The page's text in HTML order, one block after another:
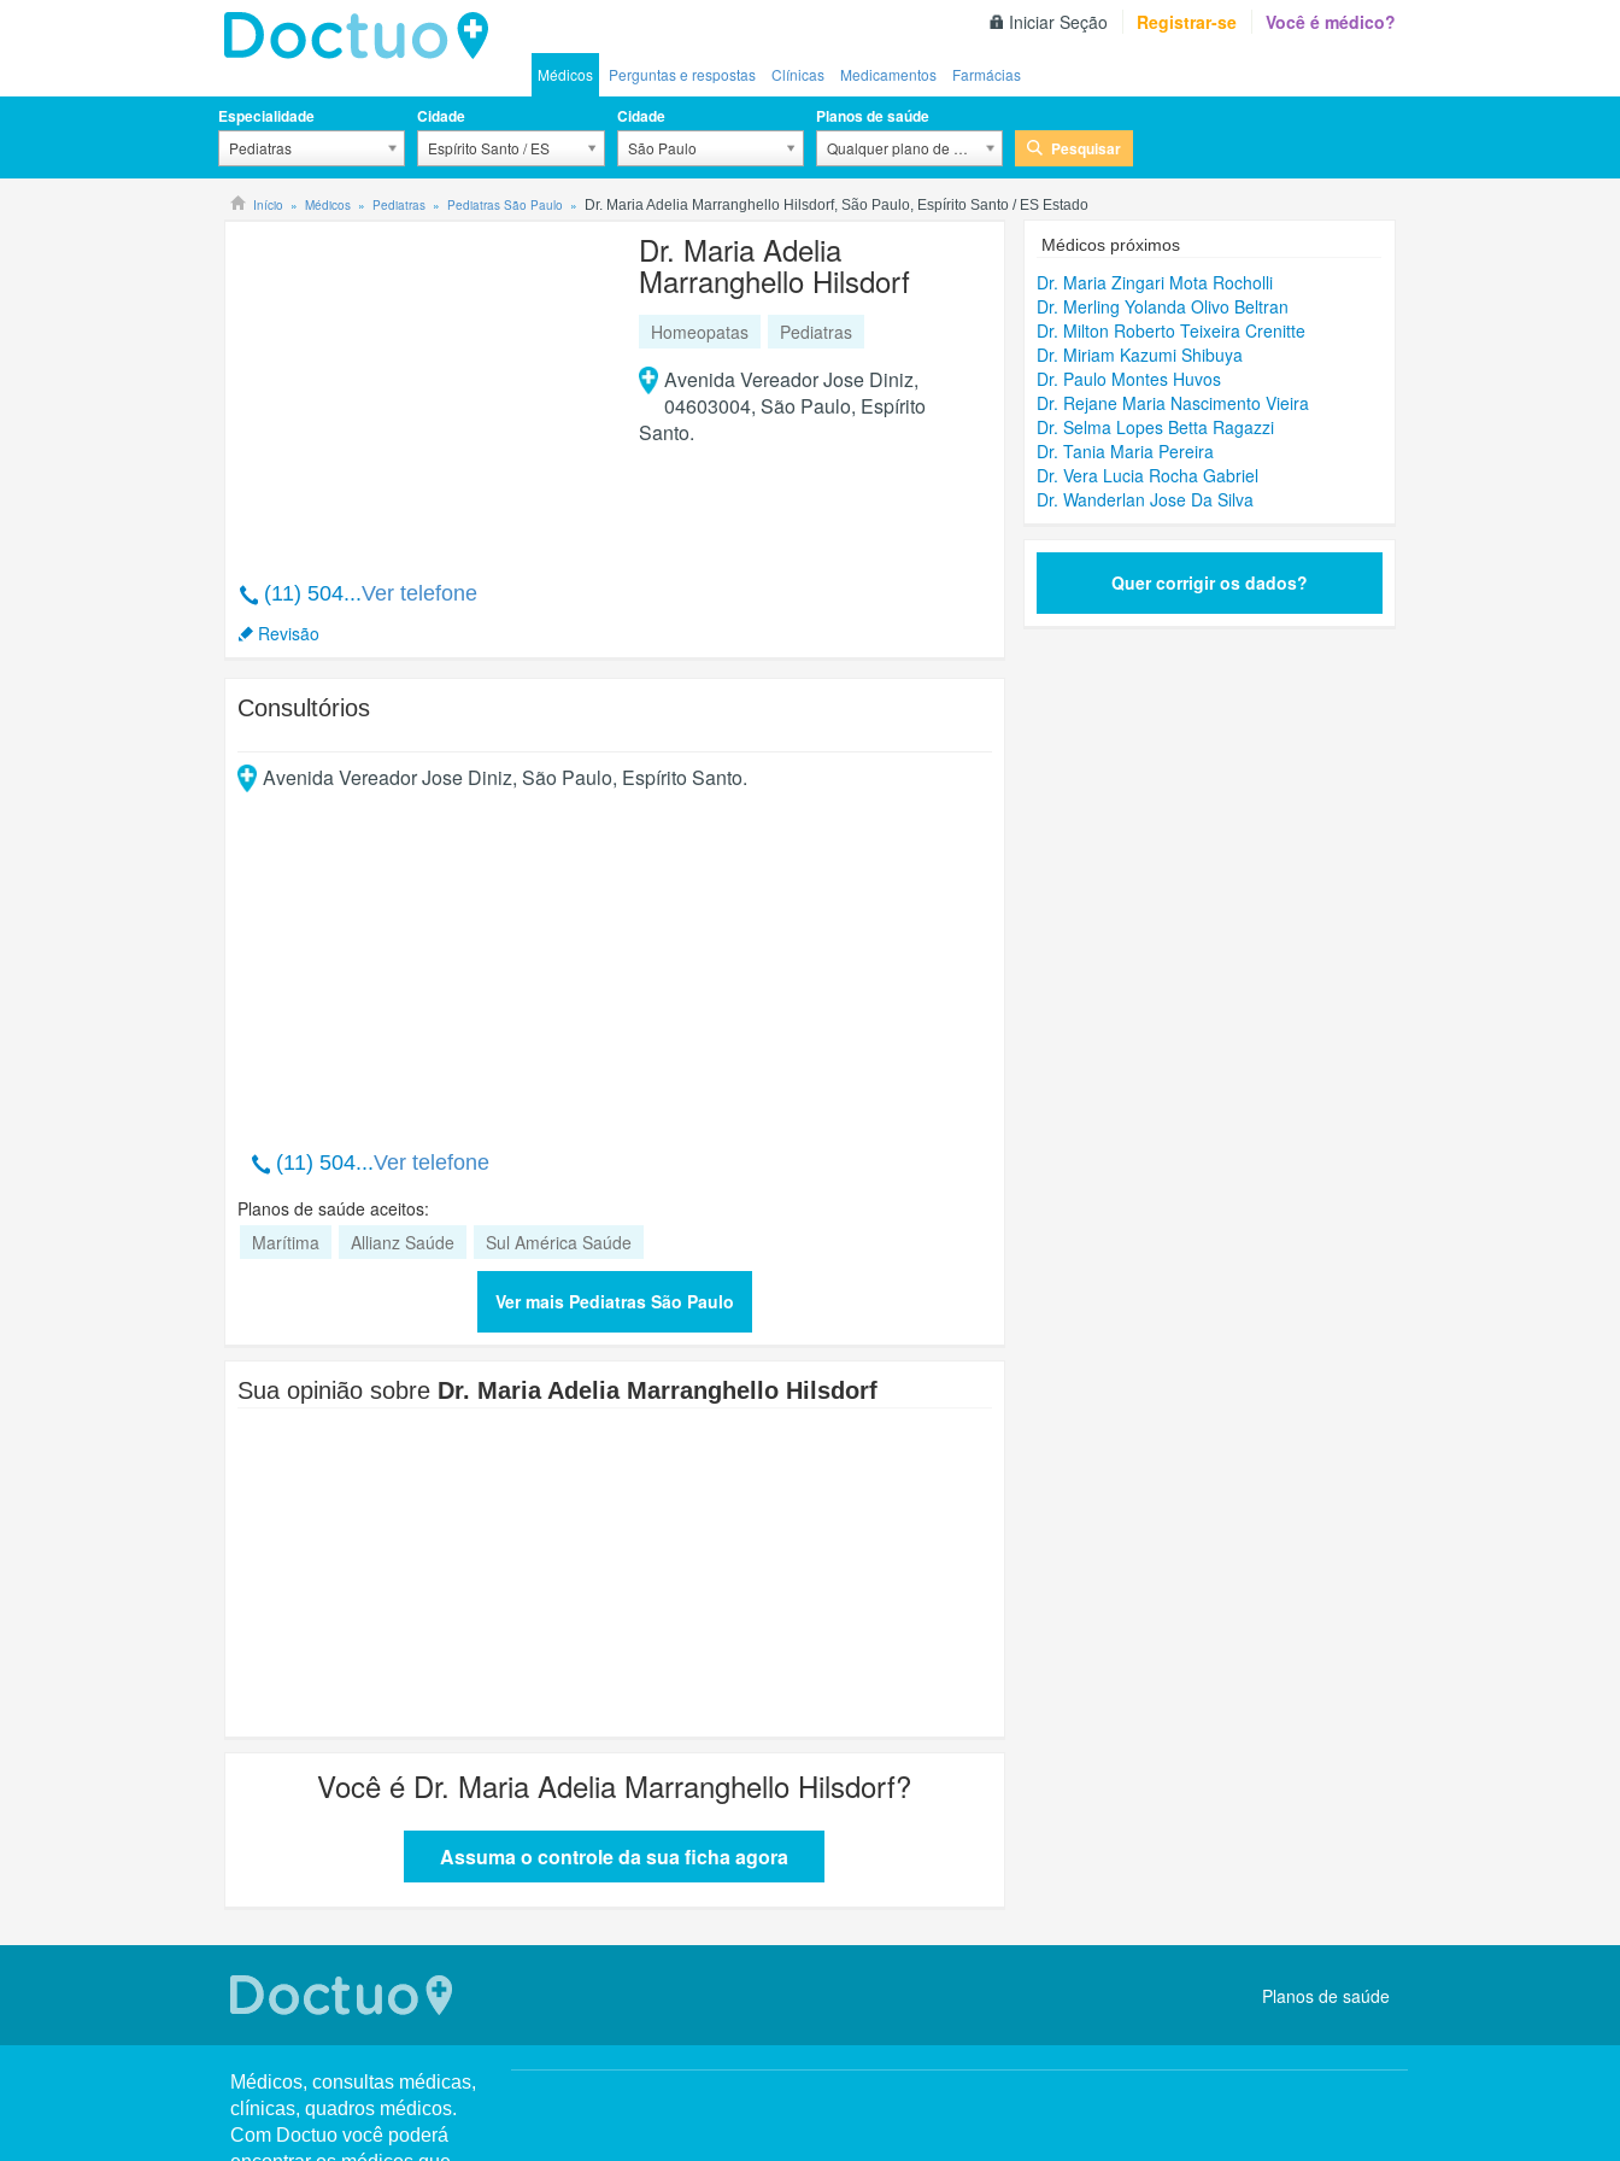
Iniciar Seção Registrar-se Você é médico?
Médicos Perguntas e respostas Clínicas Medicamentos Farmácias
Especialidade
Pediatras
Cidade
Espírito Santo / ES
Cidade
São Paulo
Planos de saúde
Qualquer plano de saúde Pesquisar
Início Médicos Pediatras Pediatras São Paulo Dr. Maria Adelia Marranghello Hilsdorf, São Paulo, Espírito Santo / ES Estado
(11) 504...Ver telefone
Revisão
Dr. Maria Adelia
Marranghello Hilsdorf
Homeopatas Pediatras
Avenida Vereador Jose Diniz,
04603004, São Paulo, Espírito
Santo.
Consultórios
Avenida Vereador Jose Diniz, São Paulo, Espírito Santo.
(11) 504...Ver telefone
Planos de saúde aceitos:
Marítima
Allianz Saúde Sul América Saúde
Ver mais Pediatras São Paulo
Sua opinião sobre Dr. Maria Adelia Marranghello Hilsdorf
Você é Dr. Maria Adelia Marranghello Hilsdorf?
Assuma o controle da sua ficha agora
Médicos próximos
Dr. Maria Zingari Mota Rocholli
Dr. Merling Yolanda Olivo Beltran
Dr. Milton Roberto Teixeira Crenitte
Dr. Miriam Kazumi Shibuya
Dr. Paulo Montes Huvos
Dr. Rejane Maria Nascimento Vieira
Dr. Selma Lopes Betta Ragazzi
Dr. Tania Maria Pereira
Dr. Vera Lucia Rocha Gabriel
Dr. Wanderlan Jose Da Silva
Quer corrigir os dados?
Planos de saúde
Médicos, consultas médicas,
clínicas, quadros médicos.
Com Doctuo você poderá